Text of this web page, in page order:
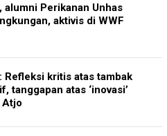
alumni Perikanan Unhas
aktivis di WWF
Refleksi kritis atas tambak
tanggapan atas ‘inovasi’
Atjo